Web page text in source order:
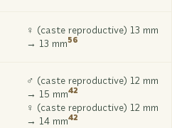
♀ (caste reproductive) 13 mm
→ 13 mm56
♂ (caste reproductive) 12 mm
→ 15 mm42
♀ (caste reproductive) 12 mm
→ 14 mm42